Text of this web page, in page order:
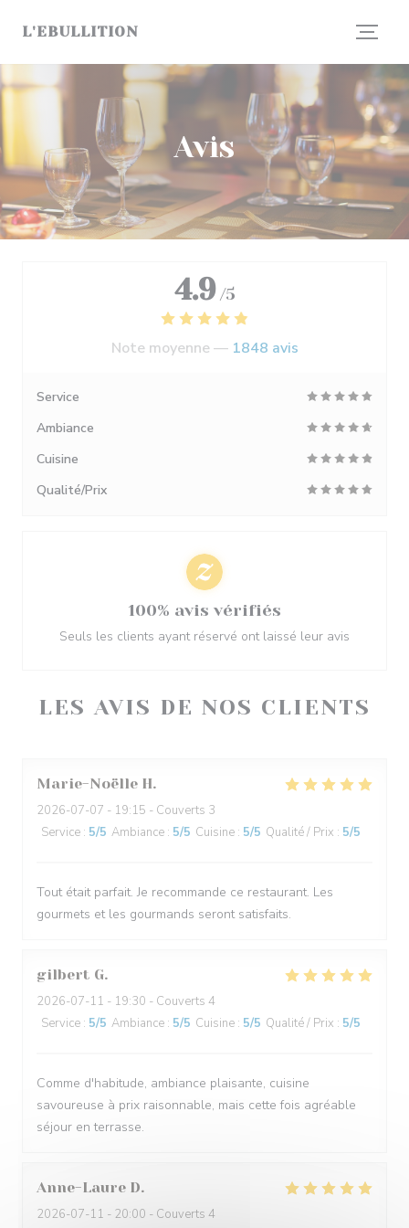
L'EBULLITION
Avis
LES AVIS DE NOS CLIENTS
Marie-Noëlle H
2026-07-07 - 19:15 - Couverts 3
Service : 5/5 Ambiance : 5/5 Cuisine : 5/5 Qualité / Prix : 5/5
Tout était parfait. Je recommande ce restaurant. Les
gourmets et les gourmands seront satisfaits.
gilbert G
2026-07-11 - 19:30 - Couverts 4
Service : 5/5 Ambiance : 5/5 Cuisine : 5/5 Qualité / Prix : 5/5
Comme d'habitude, ambiance plaisante, cuisine
savoureuse à prix raisonnable, mais cette fois agréable
séjour en terrasse.
Anne-Laure D
2026-07-11 - 20:00 - Couverts 4
4.9 /5
Note moyenne — 1848 avis
Service
Ambiance
Cuisine
Qualité/Prix
100% avis vérifiés
Seuls les clients ayant réservé ont laissé leur avis